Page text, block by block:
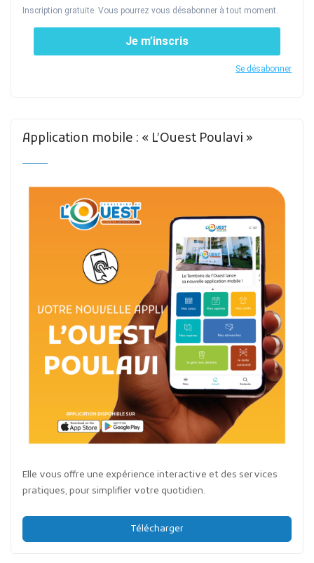
Inscription gratuite. Vous pourrez vous désabonner à tout moment.
Je m’inscris
Se désabonner
Application mobile : « L’Ouest Poulavi »
Elle vous offre une expérience interactive et des services
pratiques, pour simplifier votre quotidien.
Télécharger